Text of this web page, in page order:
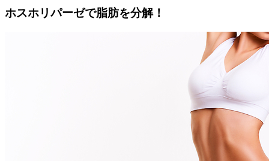
ホスホリパーゼで脂肪を分解！